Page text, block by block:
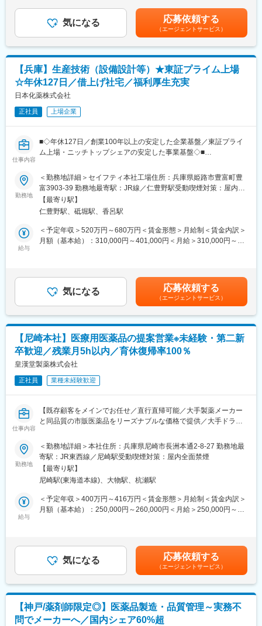
入社後、研究開発業務を担当いただきますが、適正・希望に応じ
て品質管理、品質保証、製造などへの異動も可能です。半年ごと
のキャリア面談を通じて、個人の目標に沿ったキャリアプランを
一緒に構築します。
■当社について：
東和薬品の100％子会社として、原薬の研究・製造を通じてジェ
ネリック医薬品の安定供給に貢献しています。原薬の研究ノウハ
ウを活かし、製造・品質管理をおこなうことで、高品質な原薬を
安定的に供給しています。また、分析受託サービスでは、ニトロ
変更の範囲：会社の定める業務
そのため、店頭に並ぶ製品ラインナップはいつも同じものではあ
りません。
月に数回は新しい製品が入ってくるから、定期的にお店を覗きに
ある、ワクワクがいっぱい詰まったショップです！
■風通しの良い職場環境
・ショップ中のひとつのコーナーを、自分で販売するものを決め
てディスプレイなどを工夫して運営できます。
・自分のアイデアを取り入れて結果に繋がるので非常にやりがい
を感じられます。
・個人ノルマは無し！チームで業務を進めるのが当社の特徴で
す。
仲間と目標達成したときは大きなやりがいを感じられます！
■未経験でも安心のサポート体制◎
・入社後すぐに接客マナーの基本、美容知識、化粧品知識を基礎
からしっかり研修します。
・全国の店舗の成功事例が共有されるので、あなたの販売スキ
・人間関係や風通しのよさが当社の魅力の一つ。先輩方が丁寧に
業務をサポートしてくれます。
1）チーフ（店長）やエリアマネージャー、ブランド責任者のよう
なマネジメントを目指せます
2）ピアスグループ内の様々な美容ブランドへ異動して新たな職種
にチャレンジできます
3）店頭で培った経験をもとに、本社で人事・製品プロモーショ
ン・マーケティングなどに携われるチャンスもあります
■就業環境：
・有名ブランドを多数展開している当社製品を特別価格で購入で
きます。働きながら自身も美しくなることができる環境です！
給額15万円）※特別賞与は業績状況による■モデル年収：スタッフ
（3年目）322万円チーフ（5年目）391万円賃金はあくまでも目安
の金額であり、選考を通じて上下する可能性があります。月給(月
額)は固定手当を含めた表記です。
気になる 応募依頼する
（エージェントサービス）
【兵庫】生産技術（設備設計等）★東証プライム上場
☆年休127日／借上げ社宅／福利厚生充実
日本化薬株式会社
正社員 上場企業
仕事内容
■◇年休127日／創業100年以上の安定した企業基盤／東証プライ
ム上場・ニッチトップシェアの安定した事業基盤◇■
■業務内容：
（1）新規生産設備の工程設計、設備設計、発注、設置、試運転業
務
（2）既存生産設備の改善業務
（3）新製品の量産化対応、海外拠点のサポート業務
日本国内および海外生産拠点の自動車安全部品を生産するための
組立設備関連の業務をお任せします。
題解決対応の役割を担っていただきます。
グを膨らませるガス発生装置「インフレータ」、車両衝突時など
にシートベルトを巻き取るための駆動力を生み出す小型ガス発生
装置「マイクロガスジェネレータ」、そしてこれらの基幹部品で
ある点火装置「スクイブ」を独自に開発してきました。
現在、グローバルに事業を展開し、日本、チェコ、中国、メキシ
コ、マレーシアの5つの生産拠点から、世界中の人々の安全に貢献
しています。
■日本化薬株式会社について
1916年に設立された、日本に本社を置く化学メーカーです。主な
ります。医薬品分野では抗がん剤やジェネリック医薬品の開発・
製造に注力しており、機能化学品分野では液晶材料や樹脂添加剤
などを提供しています。環境保護や持続可能な社会の実現にも積
極的に取り組んでおり、高品質な製品とサービスを通じて社会に
変更の範囲：会社の定める業務
勤務地
＜勤務地詳細＞セイフティ本社工場住所：兵庫県姫路市豊富町豊
富3903-39 勤務地最寄駅：JR線／仁豊野駅受動喫煙対策：屋内全
面禁煙変更の範囲：会社の定める事業所
【最寄り駅】
仁豊野駅、砥堀駅、香呂駅
給与
＜予定年収＞520万円～680万円＜賃金形態＞月給制＜賃金内訳＞
月額（基本給）：310,000円～401,000円＜月給＞310,000円～
でも目安の金額であり、選考を通じて上下する可能性がありま
す。月給(月額)は固定手当を含めた表記です。
気になる 応募依頼する
（エージェントサービス）
【尼崎本社】医療用医薬品の提案営業※未経験・第二新
卒歓迎／残業月5h以内／育休復帰率100％
皇漢堂製薬株式会社
正社員 業種未経験歓迎
仕事内容
【既存顧客をメインでお任せ／直行直帰可能／大手製薬メーカー
と同品質の市販医薬品をリーズナブルな価格で提供／大手ドラッ
ジェネリック分野に参入中】
■業務内容：
医薬品卸売業者様へ、当社の医療用医薬品の提案営業をお任せい
たします。
営業事務と連携し、業務分担することで働きやすい体制を整えて
おり、営業初挑戦でも安心して活躍いただけます。
直接の商取引の相手は医薬品卸業者のため、ドラッグストア本部
や店舗、病院へは商品のPR活動がメインです。
◇基本的には直行直帰で、お客様先を訪問していることが多いで
■入社後の流れ：
入社後、１週間は三田工場（兵庫県三田市）で工場研修を行いま
勤務地
＜勤務地詳細＞本社住所：兵庫県尼崎市長洲本通2-8-27 勤務地最
寄駅：JR東西線／尼崎駅受動喫煙対策：屋内全面禁煙
【最寄り駅】
尼崎駅(東海道本線)、大物駅、杭瀬駅
給与
＜予定年収＞400万円～416万円＜賃金形態＞月給制＜賃金内訳＞
月額（基本給）：250,000円～260,000円＜月給＞250,000円～
目以上の2023年度平均）■初年度の賞与支給額は入社月によって
変動します賃金はあくまでも目安の金額であり、選考を通じて上
下する可能性があります。月給(月額)は固定手当を含めた表記で
す。
気になる 応募依頼する
（エージェントサービス）
【神戸/薬剤師限定◎】医薬品製造・品質管理～実務不
問でメーカーへ／国内シェア60%超